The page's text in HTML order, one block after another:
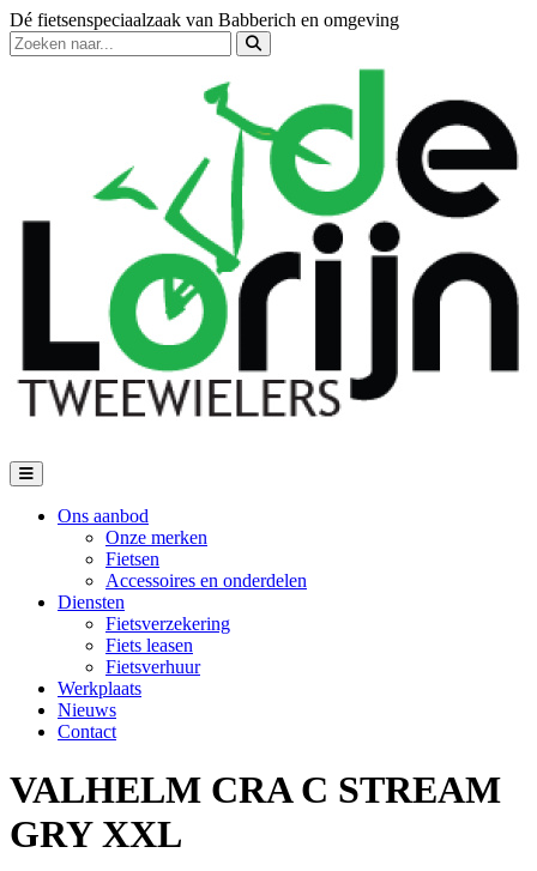
Dé fietsenspeciaalzaak van Babberich en omgeving
Ons aanbod
Onze merken
Fietsen
Accessoires en onderdelen
Diensten
Fietsverzekering
Fiets leasen
Fietsverhuur
Werkplaats
Nieuws
Contact
VALHELM CRA C STREAM
GRY XXL